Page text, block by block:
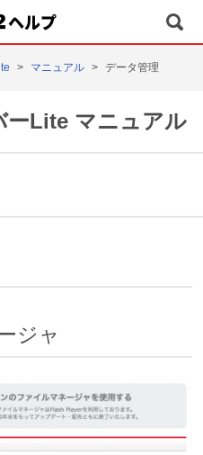
ヘルプ
マニュアル データ管理
ーLite マニュアル
ジャ